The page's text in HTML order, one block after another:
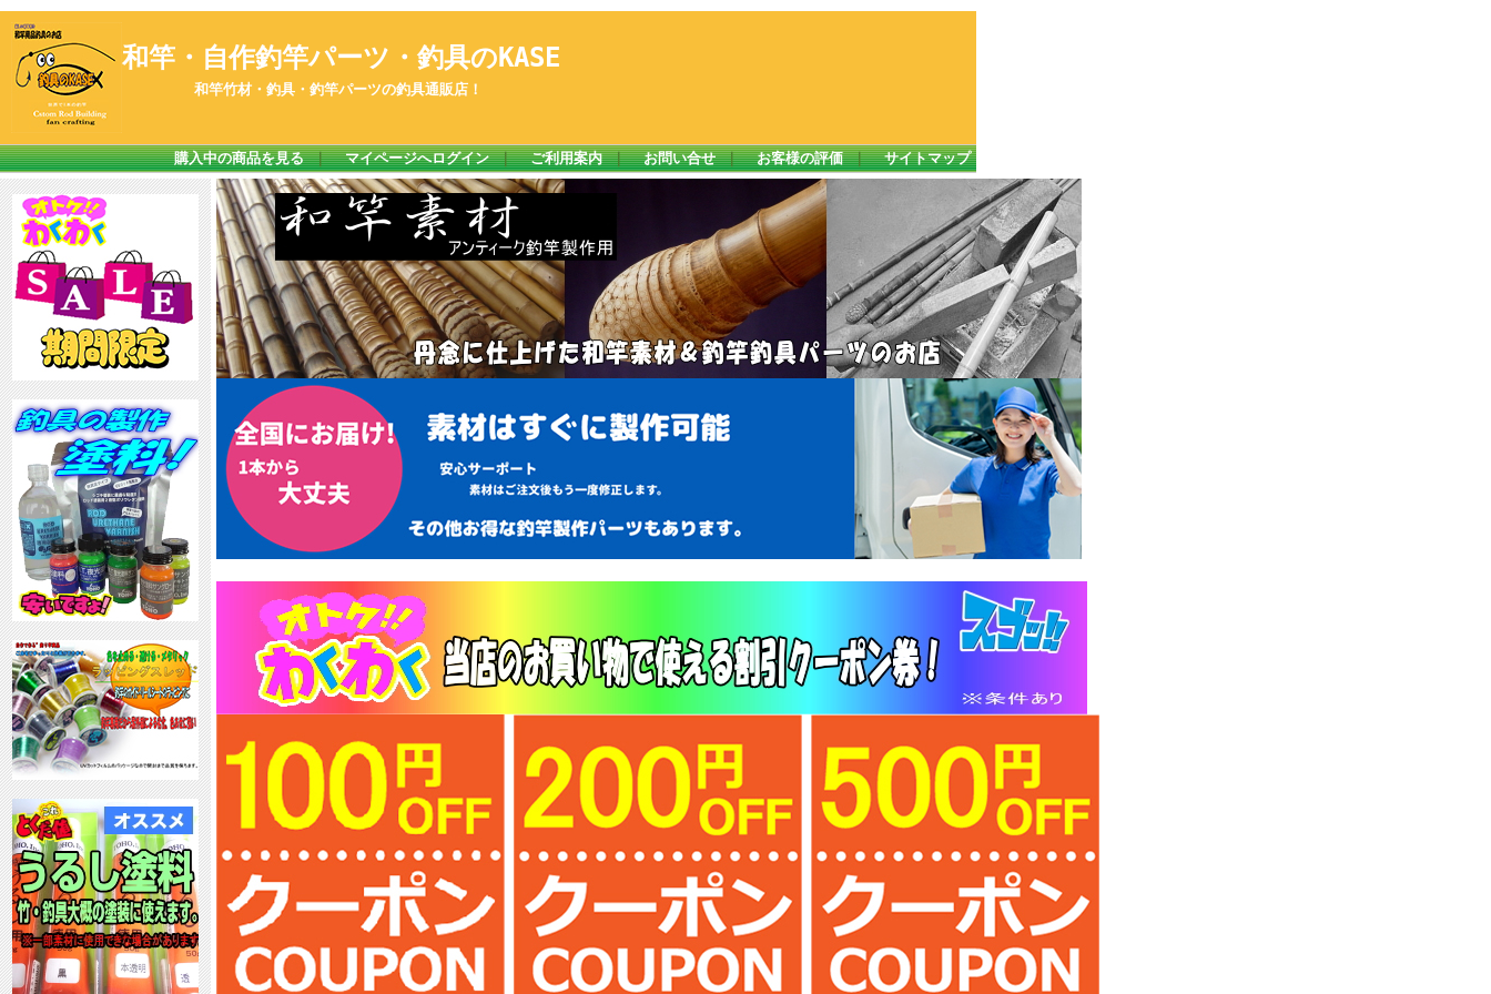
和竿・自作釣竿パーツ・釣具のKASE
和竿竹材・釣具・釣竿パーツの釣具通販店！
購入中の商品を見る｜ マイページへログイン｜ ご利用案内｜ お問い合せ｜ お客様の評価｜ サイトマップ